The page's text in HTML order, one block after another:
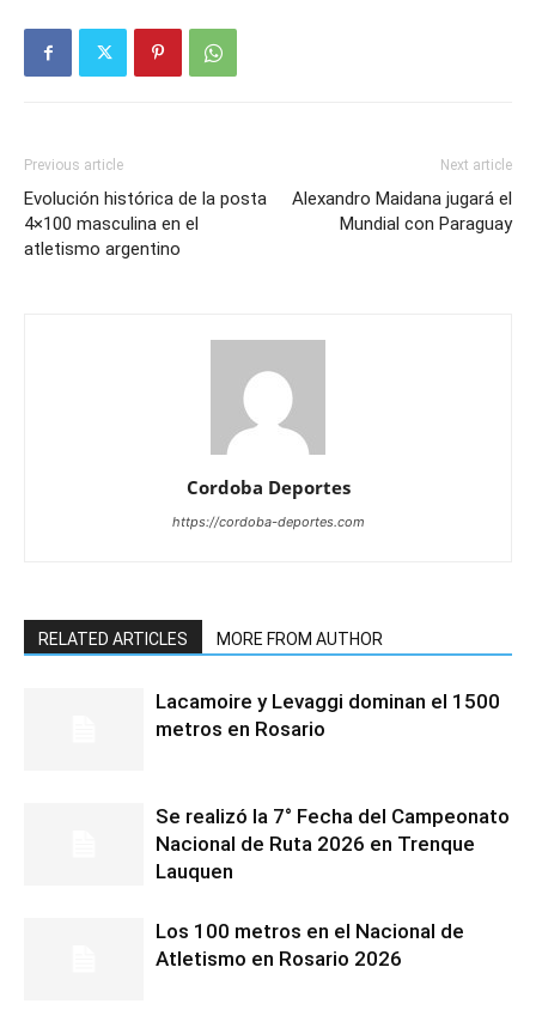
Previous article
Evolución histórica de la posta
4×100 masculina en el
atletismo argentino
Next article
Alexandro Maidana jugará el
Mundial con Paraguay
Cordoba Deportes
https://cordoba-deportes.com
RELATED ARTICLES MORE FROM AUTHOR
Lacamoire y Levaggi dominan el 1500
metros en Rosario
Se realizó la 7° Fecha del Campeonato
Nacional de Ruta 2026 en Trenque
Lauquen
Los 100 metros en el Nacional de
Atletismo en Rosario 2026